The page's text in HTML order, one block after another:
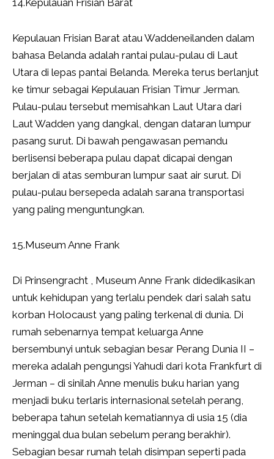
14.Kepulauan Frisian Barat
Kepulauan Frisian Barat atau Waddeneilanden dalam
bahasa Belanda adalah rantai pulau-pulau di Laut
Utara di lepas pantai Belanda. Mereka terus berlanjut
ke timur sebagai Kepulauan Frisian Timur Jerman.
Pulau-pulau tersebut memisahkan Laut Utara dari
Laut Wadden yang dangkal, dengan dataran lumpur
pasang surut. Di bawah pengawasan pemandu
berlisensi beberapa pulau dapat dicapai dengan
berjalan di atas semburan lumpur saat air surut. Di
pulau-pulau bersepeda adalah sarana transportasi
yang paling menguntungkan.
15.Museum Anne Frank
Di Prinsengracht , Museum Anne Frank didedikasikan
untuk kehidupan yang terlalu pendek dari salah satu
korban Holocaust yang paling terkenal di dunia. Di
rumah sebenarnya tempat keluarga Anne
bersembunyi untuk sebagian besar Perang Dunia II –
mereka adalah pengungsi Yahudi dari kota Frankfurt di
Jerman – di sinilah Anne menulis buku harian yang
menjadi buku terlaris internasional setelah perang,
beberapa tahun setelah kematiannya di usia 15 (dia
meninggal dua bulan sebelum perang berakhir).
Sebagian besar rumah telah disimpan seperti pada